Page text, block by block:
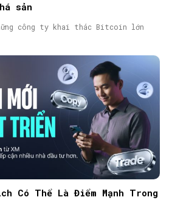
sản
công ty khai thác Bitcoin lớn
Có Thể Là Điểm Mạnh Trong